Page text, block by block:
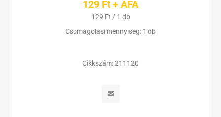
129 Ft + ÁFA
129 Ft / 1 db
Csomagolási mennyiség: 1 db
Cikkszám:211120